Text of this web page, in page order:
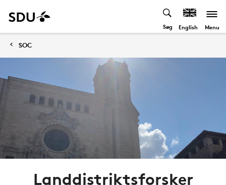
Søg English Menu
SOC
Landdistriktsforsker